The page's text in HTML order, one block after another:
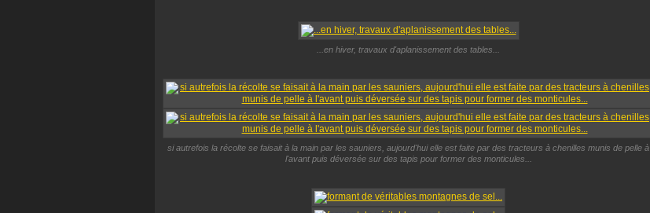
...en hiver, travaux d'aplanissement des tables...
si autrefois la récolte se faisait à la main par les sauniers, aujourd'hui elle est faite par des tracteurs à chenilles munis de pelle à
l'avant puis déversée sur des tapis pour former des monticules...